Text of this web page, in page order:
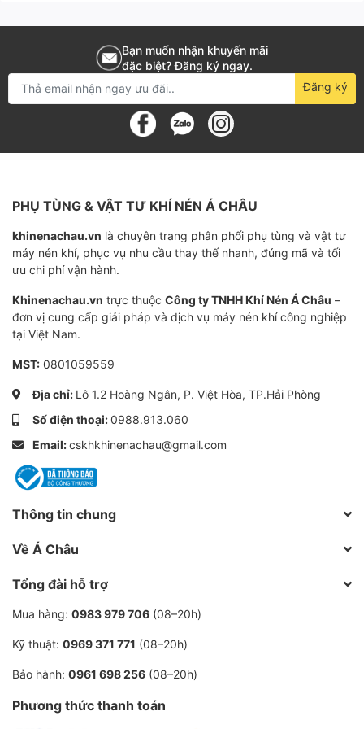
Lắp trên đường Bypass
Van lúc này có chức năng nối tắt qua miệng van cổ
dầu. Nhưng nó không quá lớn tạo áp suất không tải
cao tiêu tốn điện năng. Van một chiều hồi dầu sẽ chặn
không cho dầu đi ngược từ trong buồng nén ra miệng
cổ hút (vị trí gắn lọc gió). Van này được nắp rời hoặc
tích hợp bên trong cụm van cổ hút.
Nó cũng thường là nguyên nhân rò rỉ dầu cổ hút lượng
nhỏ khi dừng máy.
Bảo dưỡng thay thế Van hồi dầu
Van hồi dầu cần được vệ sinh lưới lọc trong kì bảo
dưỡng, Thay Oring, KIT khi đến định kì. Với một số
hãng máy nén khí van này cần được tra mỡ do nằm tại
ví trí nóng và cơ cấu xi lanh, piston chặn dầu không
Liên hệ chuyên gia máy nén khí
dẫn sửa chữa thay thế với van hồi dầu trên chuyên
mục góc kĩ thuật. Hoặc liên hệ trực tiếp tới kĩ thuật
viên của Á Châu để được hỗ trợ
Tư vấn bán hàng:0964 744 392
Bạn muốn nhận khuyến mãi
đặc biệt? Đăng ký ngay.
Đăng ký
PHỤ TÙNG & VẬT TƯ KHÍ NÉN Á CHÂU
khinenachau.vn là chuyên trang phân phối phụ tùng và vật tư
máy nén khí, phục vụ nhu cầu thay thế nhanh, đúng mã và tối
ưu chi phí vận hành.
Khinenachau.vn trực thuộc Công ty TNHH Khí Nén Á Châu –
đơn vị cung cấp giải pháp và dịch vụ máy nén khí công nghiệp
tại Việt Nam.
MST: 0801059559
Địa chỉ: Lô 1.2 Hoàng Ngân, P. Việt Hòa, TP.Hải Phòng
Số điện thoại:0988.913.060
Email:cskhkhinenachau@gmail.com
Thông tin chung
Về Á Châu
Tổng đài hỗ trợ
Mua hàng: 0983 979 706 (08–20h)
Kỹ thuật: 0969 371 771 (08–20h)
Bảo hành: 0961 698 256 (08–20h)
Phương thức thanh toán